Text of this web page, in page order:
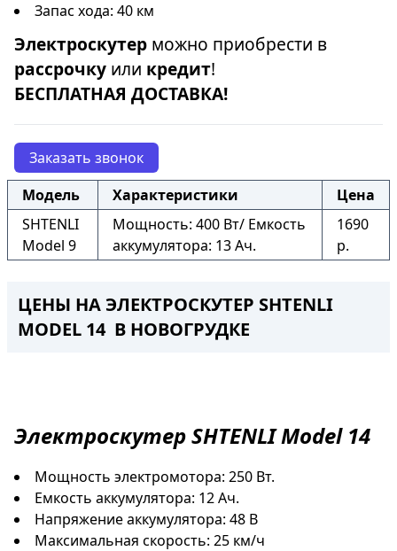
Запас хода: 40 км
Электроскутер можно приобрести в
рассрочку или кредит!
БЕСПЛАТНАЯ ДОСТАВКА!
Заказать звонок
Модель
Характеристики
Цена
SHTENLI
Model 9
Мощность: 400 Вт/ Емкость
аккумулятора: 13 Ач.
1690
р.
ЦЕНЫ НА ЭЛЕКТРОСКУТЕР SHTENLI
MODEL 14 В НОВОГРУДКЕ
ЭлектроскутерSHTENLI Model 14
Мощность электромотора: 250 Вт.
Емкость аккумулятора: 12 Ач.
Напряжение аккумулятора: 48 В
Максимальная скорость: 25 км/ч